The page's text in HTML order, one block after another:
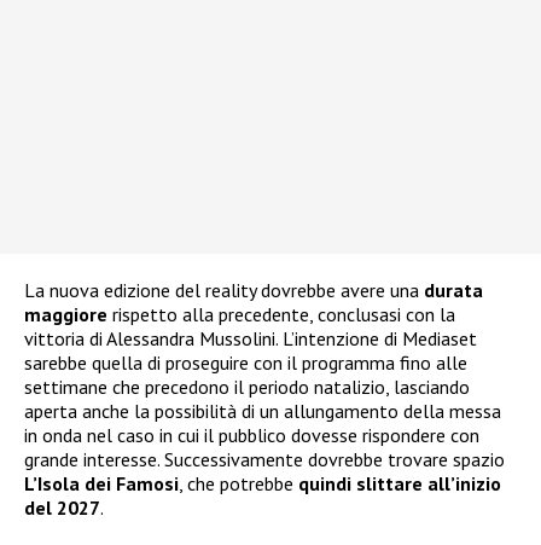
La nuova edizione del reality dovrebbe avere una durata
maggiore rispetto alla precedente, conclusasi con la
vittoria di Alessandra Mussolini. L’intenzione di Mediaset
sarebbe quella di proseguire con il programma fino alle
settimane che precedono il periodo natalizio, lasciando
aperta anche la possibilità di un allungamento della messa
in onda nel caso in cui il pubblico dovesse rispondere con
grande interesse. Successivamente dovrebbe trovare spazio
L’Isola dei Famosi , che potrebbe quindi slittare all’inizio
del 2027.